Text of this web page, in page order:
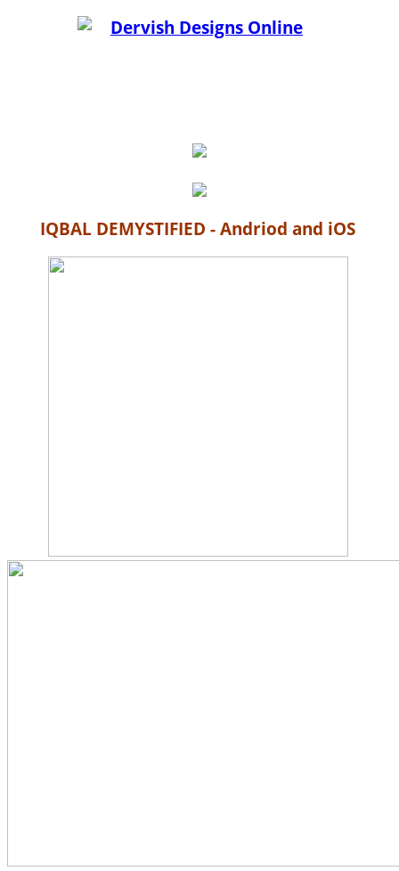
IQBAL DEMYSTIFIED - Andriod and iOS